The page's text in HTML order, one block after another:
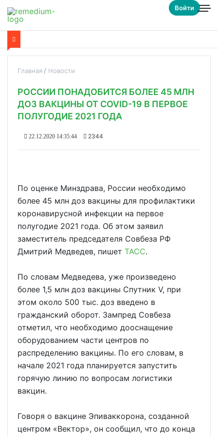
Войти
Главная Новости
РОССИИ ПОНАДОБИТСЯ БОЛЕЕ 45 МЛН
ДОЗ ВАКЦИНЫ ОТ COVID-19 В ПЕРВОЕ
ПОЛУГОДИЕ 2021 ГОДА
22.12.2020 14:35:44 2344
По оценке Минздрава, России необходимо
более 45 млн доз вакцины для профилактики
коронавирусной инфекции на первое
полугодие 2021 года. Об этом заявил
заместитель председателя Совбеза РФ
Дмитрий Медведев, пишет ТАСС.
По словам Медведева, уже произведено
более 1,5 млн доз вакцины Спутник V, при
этом около 500 тыс. доз введено в
гражданский оборот. Зампред Совбеза
отметил, что необходимо дооснащение
оборудованием части центров по
распределению вакцины. По его словам, в
начале 2021 года планируется запустить
горячую линию по вопросам логистики
вакцин.
Говоря о вакцине Эпиваккорона, созданной
центром «Вектор», он сообщил, что до конца